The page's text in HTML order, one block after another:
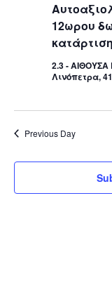
19/09/
12ωρου
2.3 -
Λινόπετρα,
Previous Day